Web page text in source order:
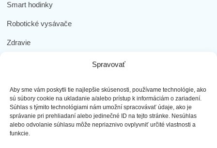
Spravovať
Aby sme vám poskytli tie najlepšie skúsenosti, používame technológie, ako
sú súbory cookie na ukladanie a/alebo prístup k informáciám o zariadení.
Súhlas s týmito technológiami nám umožní spracovávať údaje, ako je
správanie pri prehliadaní alebo jedinečné ID na tejto stránke. Nesúhlas
alebo odvolanie súhlasu môže nepriaznivo ovplyvniť určité vlastnosti a
funkcie.
Smart hodinky
Robotické vysávače
Zdravie
Dôležité odkazy
Obchodné podmienky
Ochrana osobných údajov